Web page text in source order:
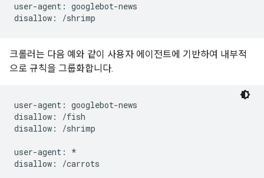
user-agent: googlebot-news
크롤러는 다음 예와 같이 사용자 에이전트에 기반하여 내부적
으로 규칙을 그룹화합니다.
user-agent: googlebot-news
disallow: /fish
disallow: /shrimp
user-agent: *